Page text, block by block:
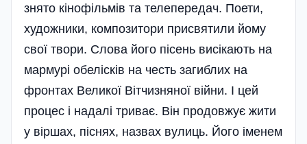
знято кінофільмів та телепередач. Поети,
художники, композитори присвятили йому
свої твори. Слова його пісень висікають на
мармурі обелісків на честь загиблих на
фронтах Великої Вітчизняної війни. І цей
процес і надалі триває. Він продовжує жити
у віршах, піснях, назвах вулиць. Його іменем